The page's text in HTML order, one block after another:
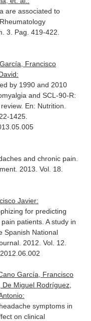
are associated to
3. Pag. 419-422.
Francisco
by 1990 and 2010
and SCL-90-R:
En: Nutrition
1425.
and chronic pain.
. 2013. Vol. 18.
Javier:
for predicting
patients. A study in
Spanish National
. 2012. Vol. 12.
García, Francisco
Miguel Rodríguez,
symptoms in
on clinical